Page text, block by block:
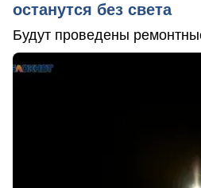
останутся без света
Будут проведены